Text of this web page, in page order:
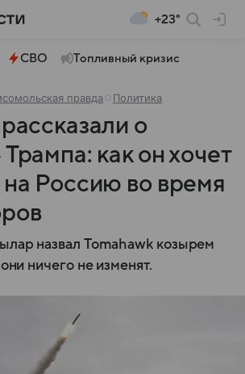
+23°
СВО Топливный кризис
правда Политика
о
как он хочет
на Россию во время
назвал Tomahawk козырем
ничего не изменят.